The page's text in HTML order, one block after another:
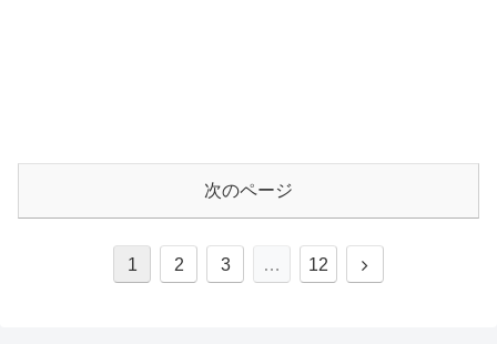
次のページ
1 2 3 … 12